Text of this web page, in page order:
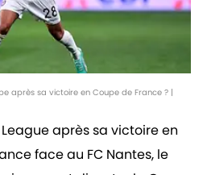
après sa victoire en Coupe de France ? |
après sa victoire en
face au FC Nantes, le